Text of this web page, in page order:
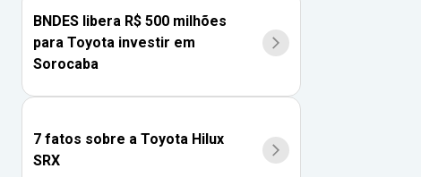
BNDES libera R$ 500 milhões
para Toyota investir em
Sorocaba
7 fatos sobre a Toyota Hilux
SRX